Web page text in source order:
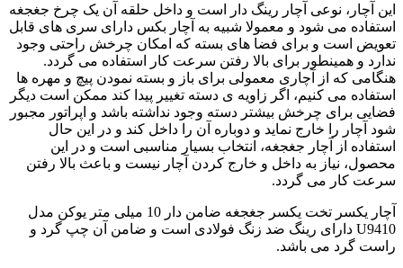
این آچار، نوعی آچار رینگ دار است و داخل حلقه آن یک چرخ جغجغه
استفاده می شود و معمولا شبیه به آچار بکس دارای سری های قابل
تعویض است و برای فضا های بسته که امکان چرخش راحتی وجود
ندارد و همینطور برای بالا رفتن سرعت کار استفاده می گردد.
هنگامی که از آچاری معمولی برای باز و بسته نمودن پیچ و مهره ها
استفاده می کنیم، اگر زاویه ی دسته تغییر پیدا کند ممکن است دیگر
فضایی برای چرخش بیشتر دسته وجود نداشته باشد و اپراتور مجبور
شود آچار را خارج نماید و دوباره آن را داخل کند و در این حال
استفاده از آچار جغجغه، انتخاب بسیار مناسبی است و در این
محصول، نیاز به داخل و خارج کردن آچار نیست و باعث بالا رفتن
سرعت کار می گردد.
آچار یکسر تخت یکسر جغجغه ضامن دار 10 میلی متر یوکن مدل
U9410 دارای رینگ ضد زنگ فولادی است و ضامن آن چپ گرد و
راست گرد می باشد.